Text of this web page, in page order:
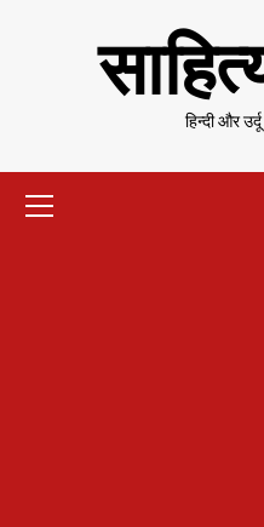
हिन्दी और
Menu